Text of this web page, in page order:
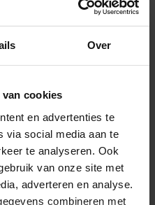
Over
cookies
en advertenties te
via social media aan te
te analyseren. Ook
van onze site met
adverteren en analyse.
combineren met
in